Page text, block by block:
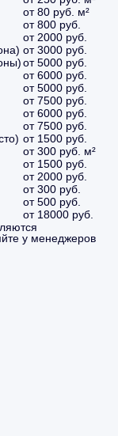
от 80 руб. м²
от 800 руб.
от 2000 руб.
от 3000 руб.
от 5000 руб.
от 6000 руб.
от 5000 руб.
от 7500 руб.
от 6000 руб.
от 7500 руб.
от 1500 руб.
от 300 руб. м²
от 1500 руб.
от 2000 руб.
от 300 руб.
от 500 руб.
от 18000 руб.
у менеджеров